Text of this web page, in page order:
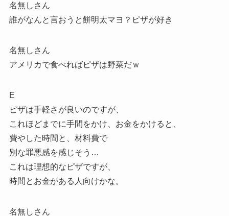
名無しさん
誰がなんと言おうと餅明太マヨ？ピザが好き
名無しさん
アメリカで食べればピザは野菜だｗ
E
ピザは手軽さが良いのですが、
これほどまでに手間をかけ、お金をかけると、
費やした時間と、材料費で
別な罪悪感を感じそう…
これは理想的なピザですが、
時間とお金がある人向けかな。
名無しさん